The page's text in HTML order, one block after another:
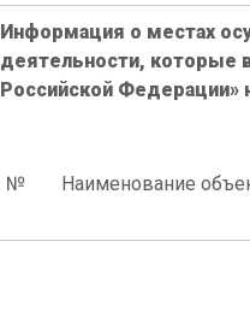
Информация о местах
деятельности, которые
Российской Федерации»
№ Наименование